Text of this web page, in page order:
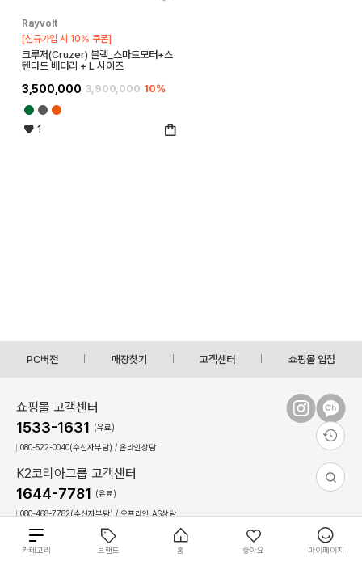
Rayvolt
[신규가입 시 10% 쿠폰]
크루저(Cruzer) 블랙_스마트모터+스
텐다드 배터리 + L 사이즈
3,500,000 3,900,000 10%
1
PC버전 매장찾기 고객센터 쇼핑몰 입점
쇼핑몰 고객센터
1533-1631 (유료)
080-522-0040(수신자부담) / 온라인상담
K2코리아그룹 고객센터
1644-7781 (유료)
080-468-7782(수신자부담) / 오프라인,AS상담
상담시간 : 09:00 ~ 17:30(토,일, 공휴일 휴무)
점심시간 : 12:30 ~ 13:30(상담불가)
카테고리 브랜드 홈 좋아요 마이페이지